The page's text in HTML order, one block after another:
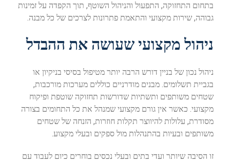
בתחום התחזוקה, התפעול והניהול השוטף, תוך הקפדה על זמינות
גבוהה, שירות מקצועי והתאמת פתרונות לצרכים של כל מבנה.
ניהול מקצועי שעושה את ההבדל
ניהול נכון של בניין דורש הרבה יותר מטיפול בסיסי בניקיון או
בגביית תשלומים. מבנים מודרניים כוללים מערכות מורכבות,
שטחים משותפים ותשתיות שדורשות תחזוקה שוטפת ופיקוח
מקצועי. כאשר אין גורם מקצועי שמנהל את כל התחומים בצורה
מסודרת, עלולות להיווצר תקלות חוזרות, הזנחה של שטחים
משותפים ובעיות בהתנהלות מול ספקים ובעלי מקצוע.
זו הסיבה שיותר ועדי בתים ובעלי נכסים בוחרים כיום לעבוד עם